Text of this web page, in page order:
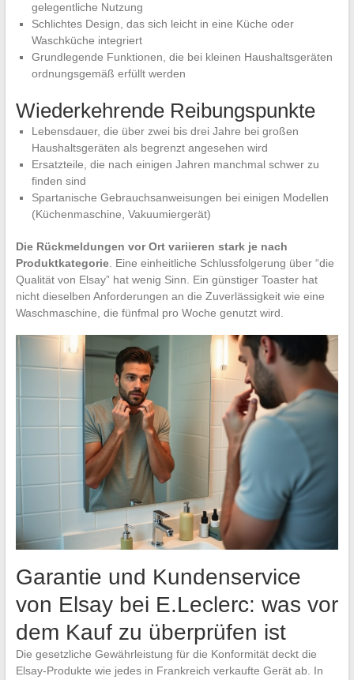
gelegentliche Nutzung
Schlichtes Design, das sich leicht in eine Küche oder
Waschküche integriert
Grundlegende Funktionen, die bei kleinen Haushaltsgeräten
ordnungsgemäß erfüllt werden
Wiederkehrende Reibungspunkte
Lebensdauer, die über zwei bis drei Jahre bei großen
Haushaltsgeräten als begrenzt angesehen wird
Ersatzteile, die nach einigen Jahren manchmal schwer zu
finden sind
Spartanische Gebrauchsanweisungen bei einigen Modellen
(Küchenmaschine, Vakuumiergerät)
Die Rückmeldungen vor Ort variieren stark je nach
Produktkategorie. Eine einheitliche Schlussfolgerung über “die
Qualität von Elsay” hat wenig Sinn. Ein günstiger Toaster hat
nicht dieselben Anforderungen an die Zuverlässigkeit wie eine
Waschmaschine, die fünfmal pro Woche genutzt wird.
Garantie und Kundenservice
von Elsay bei E.Leclerc: was vor
dem Kauf zu überprüfen ist
Die gesetzliche Gewährleistung für die Konformität deckt die
Elsay-Produkte wie jedes in Frankreich verkaufte Gerät ab. In